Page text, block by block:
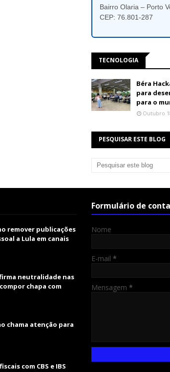
Bairro Olaria – Porto
CEP: 76.801-287
TECNOLOGIA
Béra
para
para o
Outubro
PESQUISAR ESTE BLOG
remover publicações
a Lula em canais
neutralidade nas
chapa com
chama atenção para
com CBS e IBS
Formulário de
Nome
E-mail *
Mensagem *